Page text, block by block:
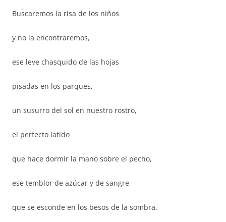
Buscaremos la risa de los niños
y no la encontraremos,
ese leve chasquido de las hojas
pisadas en los parques,
un susurro del sol en nuestro rostro,
el perfecto latido
que hace dormir la mano sobre el pecho,
ese temblor de azúcar y de sangre
que se esconde en los besos de la sombra.